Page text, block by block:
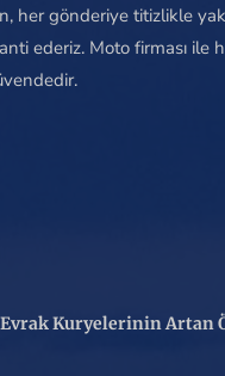
her gönderiye titizlikle
ederiz. Moto firması ile
Evrak Kuryelerinin Artan